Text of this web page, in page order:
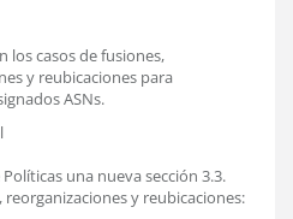
los casos de fusiones,
y reubicaciones para
ASNs.
una nueva sección 3.3.
reorganizaciones y reubicaciones: